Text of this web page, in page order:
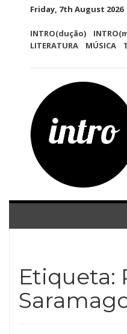
Friday, 7th August 2026
INTRO(dução)
LITERATURA
MÚSICA
Etiqueta: